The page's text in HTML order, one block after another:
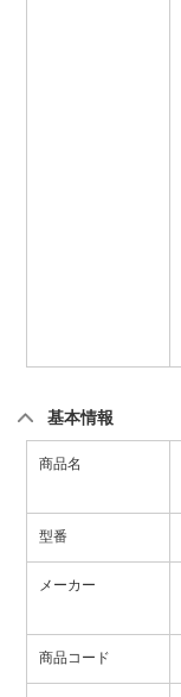
基本情報
商品名
型番
メーカー
商品コード